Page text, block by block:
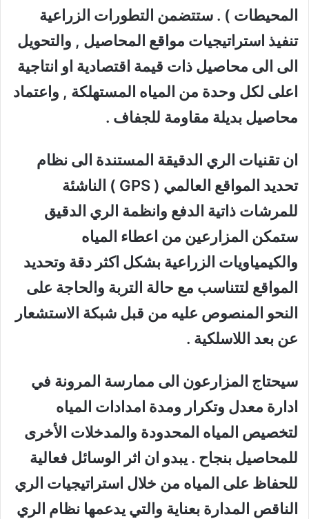
المحيطات ) . ستتضمن التطورات الزراعية
تنفيذ استراتيجيات مواقع المحاصيل , والتحويل
الى الى محاصيل ذات قيمة اقتصادية او انتاجية
اعلى لكل وحدة من المياه المستهلكة , واعتماد
محاصيل بديلة مقاومة للجفاف .
ان تقنيات الري الدقيقة المستندة الى نظام
تحديد المواقع العالمي ( GPS )
الناشئة
للمرشات ذاتية الدفع وانظمة الري الدقيق
ستمكن المزارعين من اعطاء المياه
والكيمياويات الزراعية بشكل اكثر دقة وتحديد
المواقع لتتناسب مع حالة التربة والحاجة على
النحو المنصوص عليه من قبل شبكة الاستشعار
عن بعد اللاسلكية .
سيحتاج المزارعون الى ممارسة المرونة في
ادارة معدل وتكرار ومدة امدادات المياه
لتخصيص المياه المحدودة والمدخلات الأخرى
للمحاصيل بنجاح . يبدو ان اثر الوسائل فعالية
للحفاظ على المياه من خلال استراتيجيات الري
الناقص المدارة بعناية والتي يدعمها نظام الري